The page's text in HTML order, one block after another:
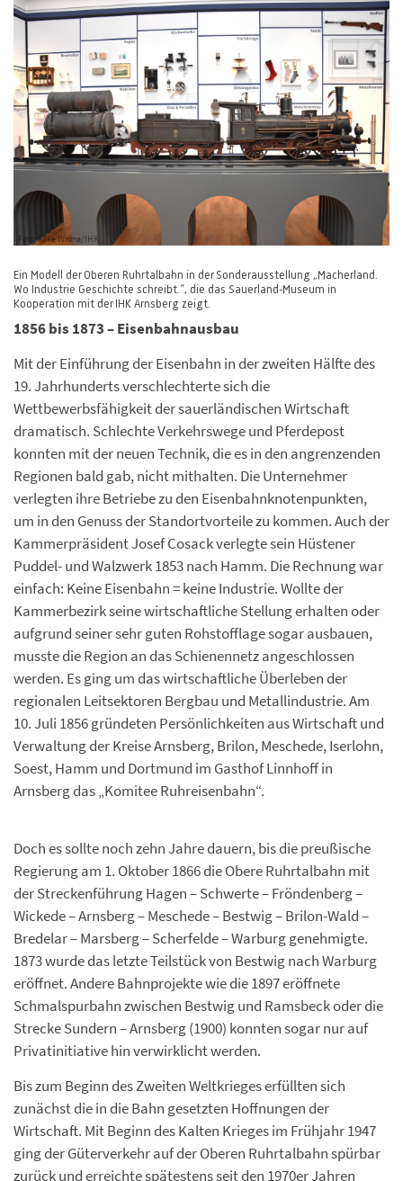
Foto: Silke Wrona/IHK
Ein Modell der Oberen Ruhrtalbahn in der Sonderausstellung „Macherland.
Wo Industrie Geschichte schreibt.“, die das Sauerland-Museum in
Kooperation mit der IHK Arnsberg zeigt.
1856 bis 1873– Eisenbahnausbau
Mit der Einführung der Eisenbahn in der zweiten Hälfte des
19. Jahrhunderts verschlechterte sich die
Wettbewerbsfähigkeit der sauerländischen Wirtschaft
dramatisch. Schlechte Verkehrswege und Pferdepost
konnten mit der neuen Technik, die es in den angrenzenden
Regionen bald gab, nicht mithalten. Die Unternehmer
verlegten ihre Betriebe zu den Eisenbahnknotenpunkten,
um in den Genuss der Standortvorteile zu kommen. Auch der
Kammerpräsident Josef Cosack verlegte sein Hüstener
Puddel- und Walzwerk 1853 nach Hamm. Die Rechnung war
einfach: Keine Eisenbahn = keine Industrie. Wollte der
Kammerbezirk seine wirtschaftliche Stellung erhalten oder
aufgrund seiner sehr guten Rohstofflage sogar ausbauen,
musste die Region an das Schienennetz angeschlossen
werden. Es ging um das wirtschaftliche Überleben der
regionalen Leitsektoren Bergbau und Metallindustrie. Am
10. Juli 1856 gründeten Persönlichkeiten aus Wirtschaft und
Verwaltung der Kreise Arnsberg, Brilon, Meschede, Iserlohn,
Soest, Hamm und Dortmund im Gasthof Linnhoff in
Arnsberg das „Komitee Ruhreisenbahn“.
Doch es sollte noch zehn Jahre dauern, bis die preußische
Regierung am 1. Oktober 1866 die Obere Ruhrtalbahn mit
der Streckenführung Hagen – Schwerte – Fröndenberg –
Wickede – Arnsberg – Meschede – Bestwig – Brilon-Wald –
Bredelar – Marsberg – Scherfelde – Warburg genehmigte.
1873 wurde das letzte Teilstück von Bestwig nach Warburg
eröffnet. Andere Bahnprojekte wie die 1897 eröffnete
Schmalspurbahn zwischen Bestwig und Ramsbeck oder die
Strecke Sundern – Arnsberg (1900) konnten sogar nur auf
Privatinitiative hin verwirklicht werden.
Bis zum Beginn des Zweiten Weltkrieges erfüllten sich
zunächst die in die Bahn gesetzten Hoffnungen der
Wirtschaft. Mit Beginn des Kalten Krieges im Frühjahr 1947
ging der Güterverkehr auf der Oberen Ruhrtalbahn spürbar
zurück und erreichte spätestens seit den 1970er Jahren